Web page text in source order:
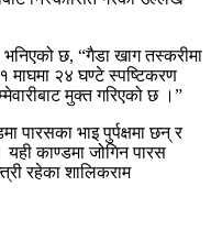
भनिएको छ, “गैडा खाग तस्करीमा
माघमा २४ घण्टे स्पष्टिकरण
मुक्त गरिएको छ ।”
पारसका भाइ पुर्पक्षमा छन् र
काण्डमा जोगिन पारस
रहेका शालिकराम